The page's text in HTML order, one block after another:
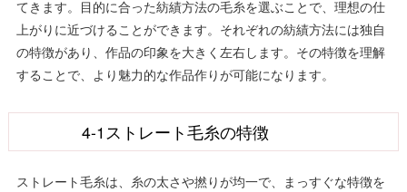
てきます。目的に合った紡績方法の毛糸を選ぶことで、理想の仕
上がりに近づけることができます。それぞれの紡績方法には独自
の特徴があり、作品の印象を大きく左右します。その特徴を理解
することで、より魅力的な作品作りが可能になります。
4-1ストレート毛糸の特徴
ストレート毛糸は、糸の太さや撚りが均一で、まっすぐな特徴を